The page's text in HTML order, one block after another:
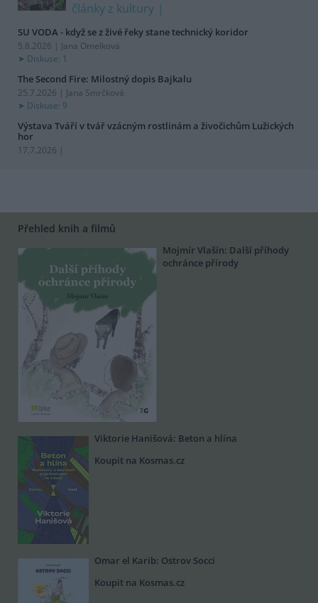
články z kultury
SU VODA - když se z živé řeky stane technický koridor
5.8.2026 | Jana Omelková
Diskuse: 1
The Second Fire: Milostný dopis Bajkalu
25.7.2026 | Jana Smrčková
Diskuse: 9
Výstava Tváří v tvář vzácným rostlinám a živočichům Lužických
hor
17.7.2026 |
Přehled knih a filmů
Mojmír Vlašín: Další příhody
ochránce přírody
Viktorie Hanišová: Beton a hlína
Koupit na Kosmas.cz
Omar el Karib: Ostrov Socci
Koupit na Kosmas.cz